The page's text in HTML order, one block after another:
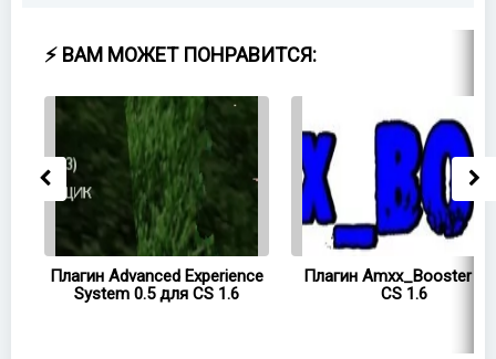
⚡ ВАМ МОЖЕТ ПОНРАВИТСЯ:
Плагин Advanced Experience
System 0.5 для CS 1.6
Плагин Amxx_Booster
CS 1.6